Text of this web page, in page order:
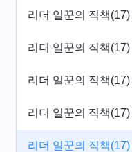
리더 일꾼의 직책(17)
리더 일꾼의 직책(17)
리더 일꾼의 직책(17)
리더 일꾼의 직책(17)
리더 일꾼의 직책(17)